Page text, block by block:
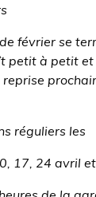
février se
petit à petit et
réguliers les
17, 24 avril